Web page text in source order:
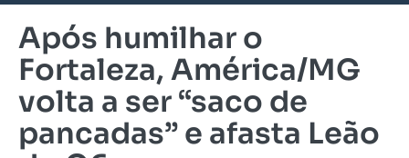
Após humilhar o
Fortaleza, América/MG
volta a ser “saco de
pancadas” e afasta Leão